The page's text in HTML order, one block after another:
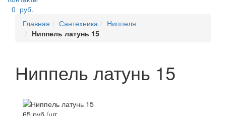
0 руб.
Главная
Сантехника
Ниппеля
Ниппель латунь 15
Ниппель латунь 15
65 руб./шт.